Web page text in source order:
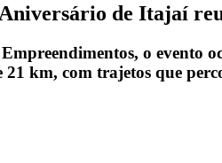
de Itajaí
o evento
21 km, com trajetos que